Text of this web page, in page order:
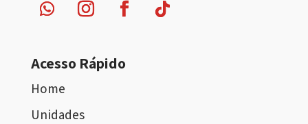
Acesso Rápido
Home
Unidades